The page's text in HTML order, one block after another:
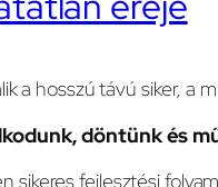
hosszú távú siker, a
döntünk és
fejlesztési